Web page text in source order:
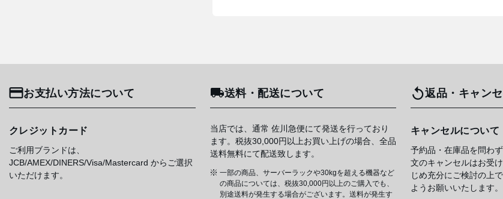
お支払い方法について
クレジットカード
ご利用ブランドは、
JCB/AMEX/DINERS/Visa/Mastercard からご選択
いただけます。
送料・配送について
当店では、通常 佐川急便にて発送を行っており
ます。税抜30,000円以上お買い上げの場合、全品
送料無料にて配送致します。
一部の商品、サーバーラックや30kgを超える機器など
の商品については、税抜30,000円以上のご購入でも、
別途送料が発生する場合がございます。送料が発生す
返品・キャン
キャンセルについて
予約品・在庫品を問わ
文のキャンセルはお受
じめ充分にご検討の上
ようお願いいたします。